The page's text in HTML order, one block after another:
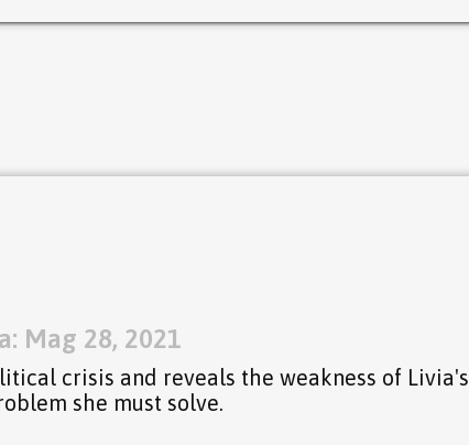
Mag 28, 2021
crisis and reveals the weakness of Livia's
she must solve.